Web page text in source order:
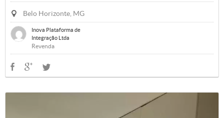
Belo Horizonte, MG
Inova Plataforma de
Integração Ltda
Revenda